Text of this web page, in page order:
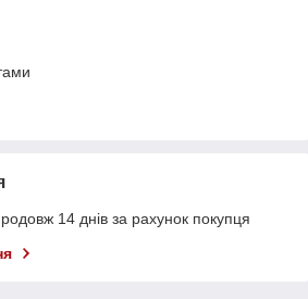
14 днів за рахунок покупця